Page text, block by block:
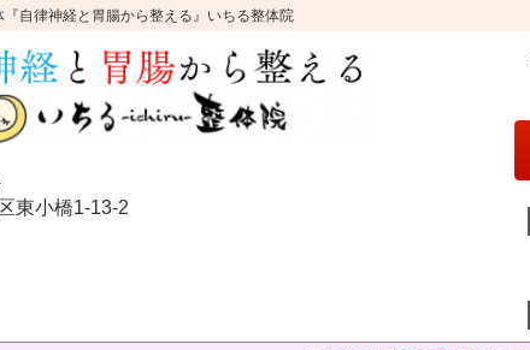
『自律神経と胃腸から整える』いちる整体院
東小橋1-13-2